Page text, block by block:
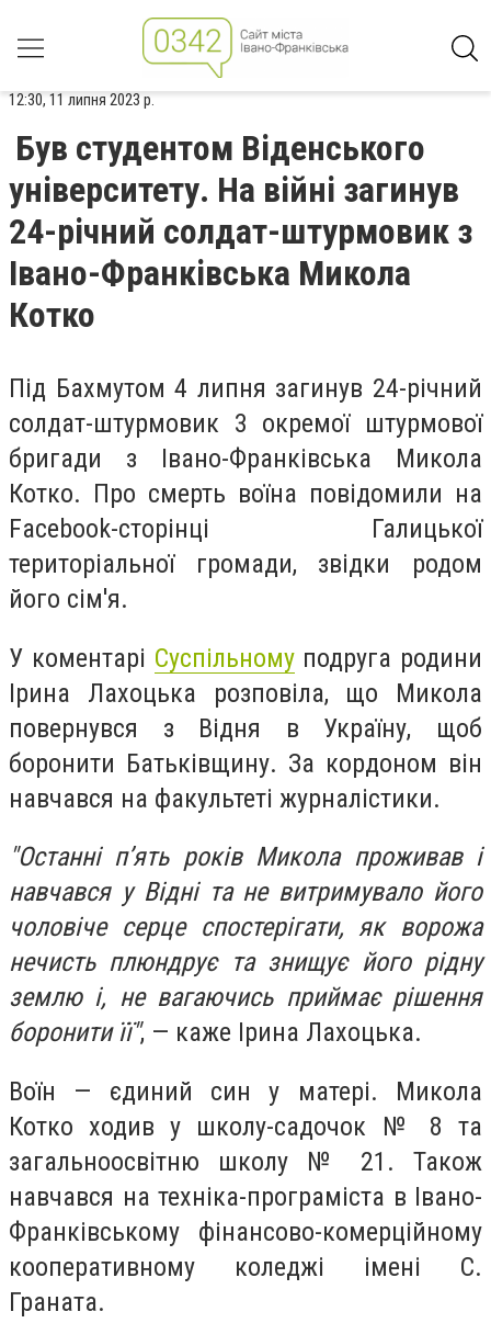
12:30, 11 липня 2023 р.
Був студентом Віденського
університету. На війні загинув
24-річний солдат-штурмовик з
Івано-Франківська Микола
Котко
Під Бахмутом 4 липня загинув 24-річний
солдат-штурмовик 3 окремої штурмової
бригади з Івано-Франківська Микола
Котко. Про смерть воїна повідомили на
Facebook-сторінці Галицької
територіальної громади, звідки родом
його сім'я.
У коментарі Суспільномуподруга родини
Ірина Лахоцька розповіла, що Микола
повернувся з Відня в Україну, щоб
боронити Батьківщину. За кордоном він
навчався на факультеті журналістики.
"Останні пʼять років Микола проживав і
навчався у Відні та не витримувало його
чоловіче серце спостерігати, як ворожа
нечисть плюндрує та знищує його рідну
землю і, не вагаючись приймає рішення
боронити її", — каже Ірина Лахоцька.
Воїн — єдиний син у матері. Микола
Котко ходив у школу-садочок № 8 та
загальноосвітню школу № 21. Також
навчався на техніка-програміста в Івано-
Франківському фінансово-комерційному
кооперативному коледжі імені С.
Граната.